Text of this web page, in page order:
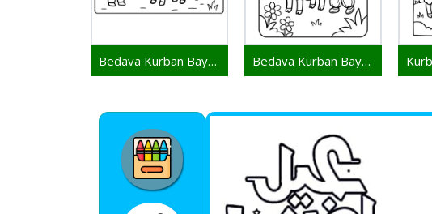
Bedava Kurban Bayramı Yazdır Bedava Kurban Bayramı Yazdırılabilir